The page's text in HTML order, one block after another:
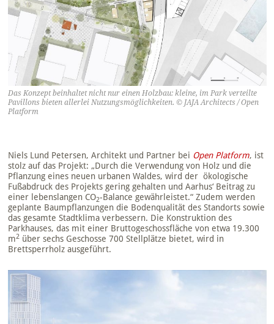
Das Konzept beinhaltet nicht nur einen Holzbau: kleine, im Park verteilte
Pavillons bieten allerlei Nutzungsmöglichkeiten. © JAJA Architects / Open
Platform
Niels Lund Petersen, Architekt und Partner bei Open Platform, ist
stolz auf das Projekt: „Durch die Verwendung von Holz und die
Pflanzung eines neuen urbanen Waldes, wird der ökologische
Fußabdruck des Projekts gering gehalten und Aarhus‘ Beitrag zu
einer lebenslangen CO2-Balance gewährleistet.“ Zudem werden
geplante Baumpflanzungen die Bodenqualität des Standorts sowie
das gesamte Stadtklima verbessern. Die Konstruktion des
Parkhauses, das mit einer Bruttogeschossfläche von etwa 19.300
m2über sechs Geschosse 700 Stellplätze bietet, wird in
Brettsperrholz ausgeführt.